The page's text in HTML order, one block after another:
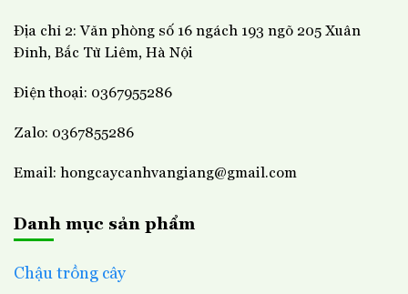
Địa chỉ 2: Văn phòng số 16 ngách 193 ngõ 205 Xuân
Đỉnh, Bắc Từ Liêm, Hà Nội
Điện thoại: 0367955286
Zalo: 0367855286
Email: hongcaycanhvangiang@gmail.com
Danh mục sản phẩm
Chậu trồng cây